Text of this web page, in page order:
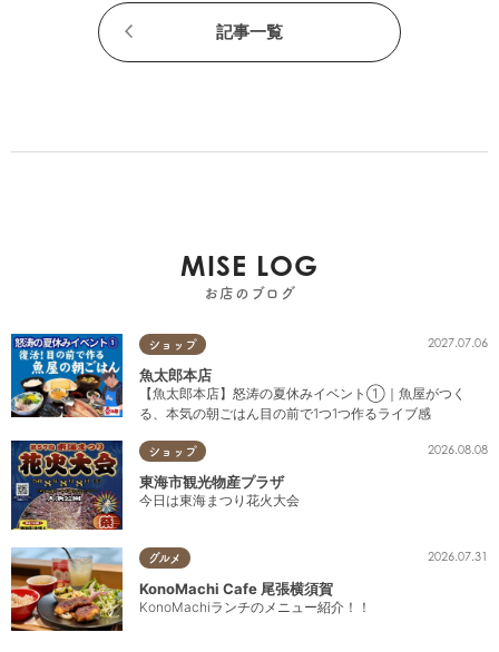
記事一覧
MISE LOG
お店のブログ
ショップ 2027.07.06
魚太郎本店
【魚太郎本店】怒涛の夏休みイベント①｜魚屋がつく
る、本気の朝ごはん目の前で1つ1つ作るライブ感
ショップ 2026.08.08
東海市観光物産プラザ
今日は東海まつり花火大会
グルメ 2026.07.31
KonoMachi Cafe 尾張横須賀
KonoMachiランチのメニュー紹介！！